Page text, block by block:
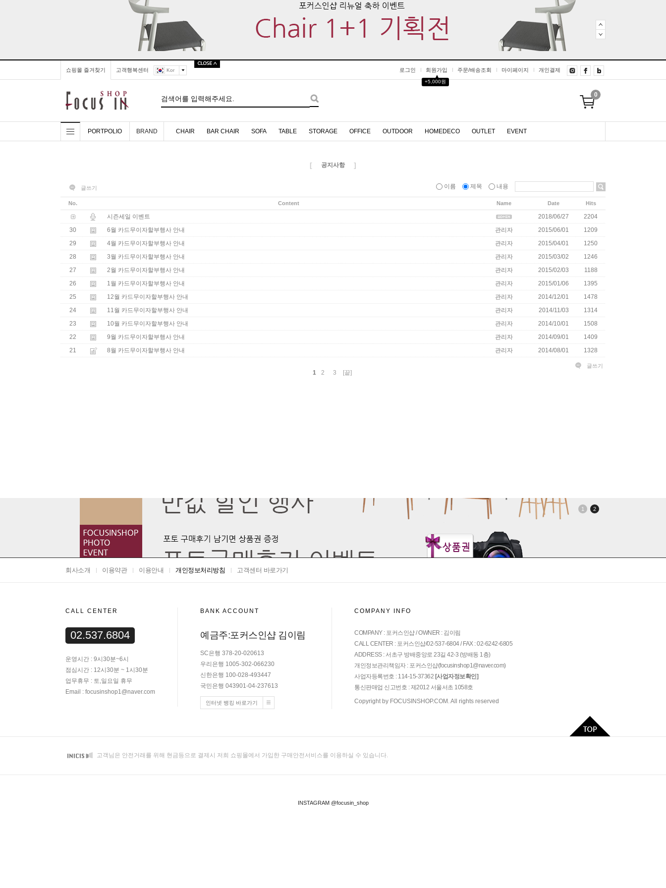
쇼핑몰 즐겨찾기 고객행복센터 Kor 로그인 회원가입
▲
+5,000원
주문/배송조회 마이페이지 개인결제
0
PORTPOLIO BRAND CHAIR BAR CHAIR SOFA TABLE STORAGE OFFICE OUTDOOR HOMEDECO OUTLET EVENT
[ 공지사항 ]
글쓰기 이름 제목 내용
No. Content Name Date Hits
시즌세일 이벤트 2018/06/27
2204
30
6월 카드무이자할부행사 안내 관리자 2015/06/01
1209
29
4월 카드무이자할부행사 안내 관리자 2015/04/01
1250
28
3월 카드무이자할부행사 안내 관리자 2015/03/02
1246
27
2월 카드무이자할부행사 안내 관리자 2015/02/03
1188
26
1월 카드무이자할부행사 안내 관리자 2015/01/06
1395
25
12월 카드무이자할부행사 안내 관리자 2014/12/01
1478
24
11월 카드무이자할부행사 안내 관리자 2014/11/03
1314
23
10월 카드무이자할부행사 안내 관리자 2014/10/01
1508
22
9월 카드무이자할부행사 안내 관리자 2014/09/01
1409
21
8월 카드무이자할부행사 안내 관리자 2014/08/01 1328
글쓰기
1 2 3 [끝]
1 2
회사소개 이용약관 이용안내 개인정보처리방침 고객센터 바로가기
CALL CENTER
02.537.6804
운영시간 : 9시30분~6시
점심시간 : 12시30분 ~ 1시30분
업무휴무 : 토,일요일 휴무
Email : focusinshop1@naver.com
BANK ACCOUNT
예금주:포커스인샵 김이림
SC은행 378-20-020613
우리은행 1005-302-066230
신한은행 100-028-493447
국민은행 043901-04-237613
인터넷 뱅킹 바로가기
COMPANY INFO
COMPANY : 포커스인샵 / OWNER : 김이림
CALL CENTER : 포커스인샵/02-537-6804 / FAX : 02-6242-6805
ADDRESS : 서초구 방배중앙로 23길 42-3 (방배동 1층)
개인정보관리책임자 : 포커스인샵(focusinshop1@naver.com)
사업자등록번호 : 114-15-37362 [사업자정보확인]
통신판매업 신고번호 : 제2012 서울서초 1058호
Copyright by FOCUSINSHOP.COM. All rights reserved
고객님은 안전거래를 위해 현금등으로 결제시 저희 쇼핑몰에서 가입한 구매안전서비스를 이용하실 수 있습니다.
INSTAGRAM @focusin_shop